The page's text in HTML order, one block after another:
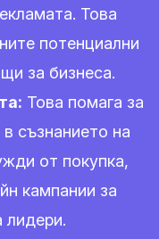
Това
потенциални
за бизнеса.
Това помага за
съзнанието на
от покупка,
кампании за
лидери.